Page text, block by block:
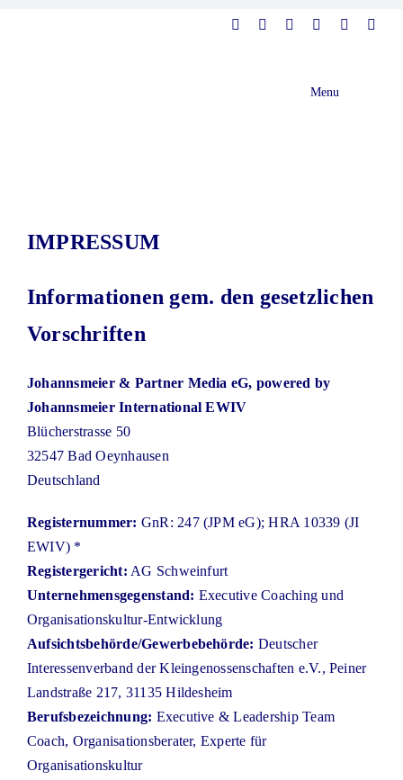
Menu
Podcast
IMPRESSUM
Informationen gem. den gesetzlichen
Vorschriften
Johannsmeier & Partner Media eG, powered by
Johannsmeier International EWIV
Blücherstrasse 50
32547 Bad Oeynhausen
Deutschland
Registernummer: GnR: 247 (JPM eG); HRA 10339 (JI
EWIV) *
Registergericht: AG Schweinfurt
Unternehmensgegenstand: Executive Coaching und
Organisationskultur-Entwicklung
Aufsichtsbehörde/Gewerbebehörde: Deutscher
Interessenverband der Kleingenossenschaften e.V., Peiner
Landstraße 217, 31135 Hildesheim
Berufsbezeichnung: Executive & Leadership Team
Coach, Organisationsberater, Experte für
Organisationskultur